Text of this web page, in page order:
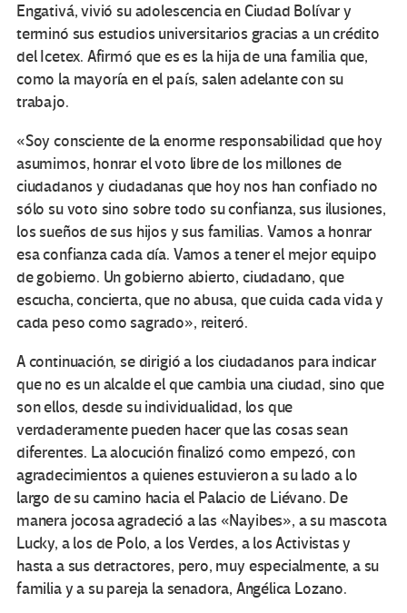
Engativá, vivió su adolescencia en Ciudad Bolívar y
terminó sus estudios universitarios gracias a un crédito
del Icetex. Afirmó que es es la hija de una familia que,
como la mayoría en el país, salen adelante con su
trabajo.
«Soy consciente de la enorme responsabilidad que hoy
asumimos, honrar el voto libre de los millones de
ciudadanos y ciudadanas que hoy nos han confiado no
sólo su voto sino sobre todo su confianza, sus ilusiones,
los sueños de sus hijos y sus familias. Vamos a honrar
esa confianza cada día. Vamos a tener el mejor equipo
de gobierno. Un gobierno abierto, ciudadano, que
escucha, concierta, que no abusa, que cuida cada vida y
cada peso como sagrado», reiteró.
A continuación, se dirigió a los ciudadanos para indicar
que no es un alcalde el que cambia una ciudad, sino que
son ellos, desde su individualidad, los que
verdaderamente pueden hacer que las cosas sean
diferentes. La alocución finalizó como empezó, con
agradecimientos a quienes estuvieron a su lado a lo
largo de su camino hacia el Palacio de Liévano. De
manera jocosa agradeció a las «Nayibes», a su mascota
Lucky, a los de Polo, a los Verdes, a los Activistas y
hasta a sus detractores, pero, muy especialmente, a su
familia y a su pareja la senadora, Angélica Lozano.